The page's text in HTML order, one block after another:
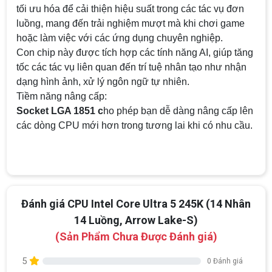
tối ưu hóa để cải thiện hiệu suất trong các tác vụ đơn
luồng, mang đến trải nghiệm mượt mà khi chơi game
hoặc làm việc với các ứng dụng chuyên nghiệp.
Con chip này được tích hợp các tính năng AI, giúp tăng
tốc các tác vụ liên quan đến trí tuệ nhân tạo như nhận
dạng hình ảnh, xử lý ngôn ngữ tự nhiên.
Tiềm năng nâng cấp:
Socket LGA 1851 cho phép bạn dễ dàng nâng cấp lên
các dòng CPU mới hơn trong tương lai khi có nhu cầu.
Đánh giá CPU Intel Core Ultra 5 245K (14 Nhân
14 Luồng, Arrow Lake-S)
(Sản Phẩm Chưa Được Đánh giá)
5 0 Đánh giá